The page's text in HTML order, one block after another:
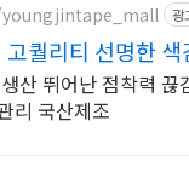
광
퀄리티 선명한 색
리 국산제조